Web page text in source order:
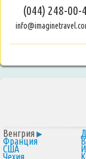
(044) 248-00-
Венгрия
Франция
США
Чехия